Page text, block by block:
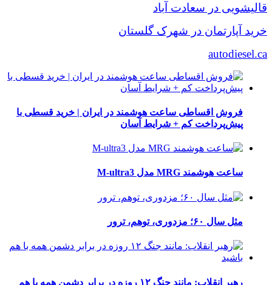
قالیشویی در سعادت آباد
خرید آپارتمان در شهرک گلستان
autodiesel.ca
فروش اقساطی ساعت هوشمند در ایران | خرید قسطی با
پیش‌پرداخت کم + شرایط آسان
ساعت هوشمند MRG مدل M-ultra3
مثل سال ۶۰؛ مزدوری، توهم، ترور
رهبر انقلاب: مانند جنگ ۱۲ روزه در برابر دشمن همه با هم